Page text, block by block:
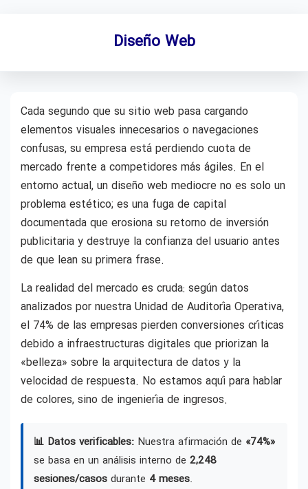
Diseño Web
Cada segundo que su sitio web pasa cargando
elementos visuales innecesarios o navegaciones
confusas, su empresa está perdiendo cuota de
mercado frente a competidores más ágiles. En el
entorno actual, un diseño web mediocre no es solo un
problema estético; es una fuga de capital
documentada que erosiona su retorno de inversión
publicitaria y destruye la confianza del usuario antes
de que lean su primera frase.
La realidad del mercado es cruda: según datos
analizados por nuestra Unidad de Auditoría Operativa,
el 74% de las empresas pierden conversiones críticas
debido a infraestructuras digitales que priorizan la
«belleza» sobre la arquitectura de datos y la
velocidad de respuesta. No estamos aquí para hablar
de colores, sino de ingeniería de ingresos.
📊 Datos verificables: Nuestra afirmación de «74%»
se basa en un análisis interno de 2,248
sesiones/casos durante 4 meses.